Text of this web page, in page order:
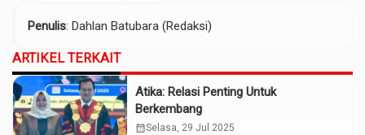
Penulis: Dahlan Batubara (Redaksi)
ARTIKEL TERKAIT
Atika: Relasi Penting Untuk
Berkembang
calendar_monthSelasa, 29 Jul 2025